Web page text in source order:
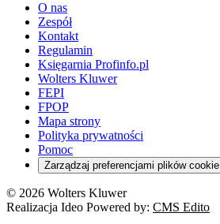
O nas
Zespół
Kontakt
Regulamin
Księgarnia Profinfo.pl
Wolters Kluwer
FEPI
FPOP
Mapa strony
Polityka prywatności
Pomoc
Zarządzaj preferencjami plików cookie
© 2026 Wolters Kluwer
Realizacja Ideo Powered by: CMS Edito